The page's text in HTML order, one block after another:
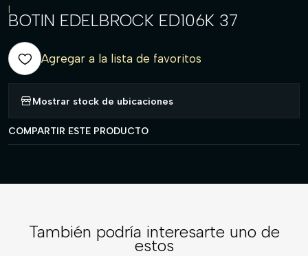
|
BOTIN EDELBROCK ED106K 37
Agregar a la lista de favoritos
Mostrar stock de ubicaciones
COMPARTIR ESTE PRODUCTO
También podría interesarte uno de
estos